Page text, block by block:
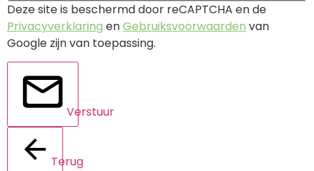
Deze site is beschermd door reCAPTCHA en de
Privacyverklaring enGebruiksvoorwaarden van
Google zijn van toepassing.
Verstuur
Terug